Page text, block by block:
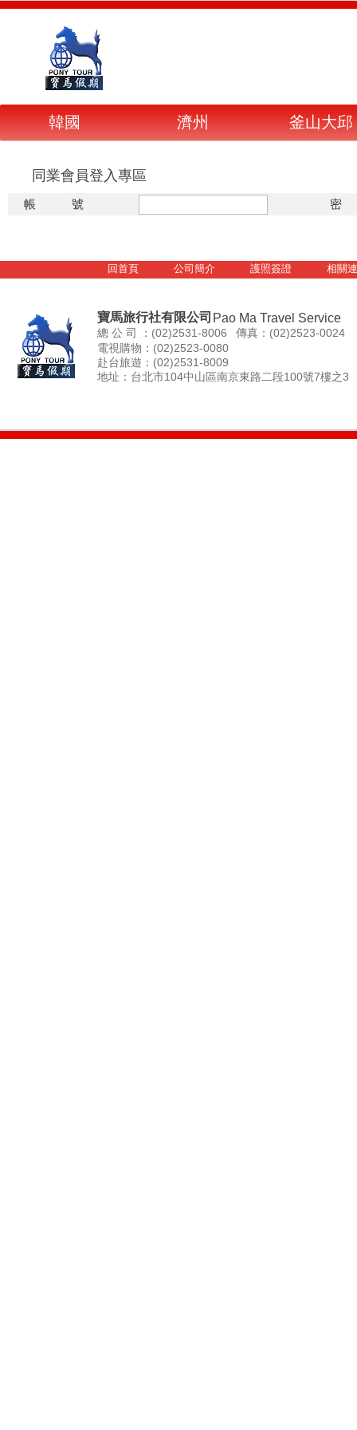
韓國 濟州 釜山大邱
同業會員登入專區
帳 號
回首頁 公司簡介 護照簽證 相關
寶馬旅行社有限公司 Pao Ma Travel Service
總 公 司 ：(02)2531-8006
傳真：(02)2523-0024
電視購物：(02)2523-0080
赴台旅遊：(02)2531-8009
地址：台北市104中山區南京東路二段100號7樓之3